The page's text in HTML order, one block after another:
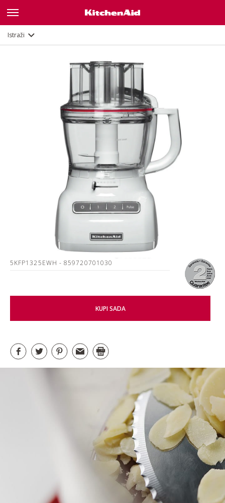
Istraži
5KFP1325EWH - 859720701030
KUPI SADA